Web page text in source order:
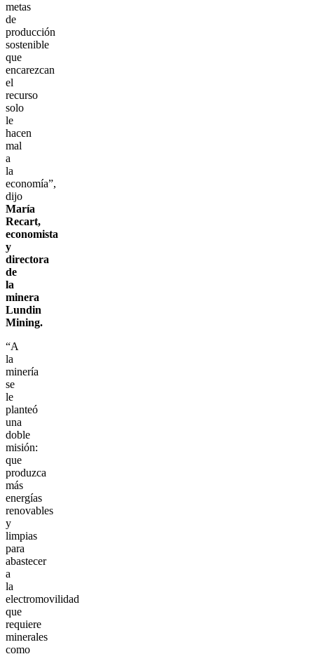
metas
de
producción
sostenible
que
encarezcan
el
recurso
solo
le
hacen
mal
a
la
economía”,
dijo
María
Recart,
economista
y
directora
de
la
minera
Lundin
Mining.
“A
la
minería
se
le
planteó
una
doble
misión:
que
produzca
más
energías
renovables
y
limpias
para
abastecer
a
la
electromovilidad
que
requiere
minerales
como